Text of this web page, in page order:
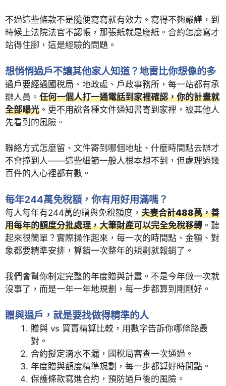
不過這些條款不是隨便寫寫就有效力。寫得不夠嚴謹，到
時候上法院法官不認帳，那張紙就是廢紙。合約怎麼寫才
站得住腳，這是經驗的問題。
想悄悄過戶不讓其他家人知道？地雷比你想像的多
過戶要經過國稅局、地政處、戶政事務所，每一站都有承
辦人員。 任何一個人打一通電話到家裡確認，你的計畫就
全部曝光 。更不用說各種文件通知書寄到家裡，被其他人
先看到的風險。
聯絡方式怎麼留、文件寄到哪個地址、什麼時間點去辦才
不會撞到人——這些細節一般人根本想不到，但處理過幾
百件的人心裡都有數。
每年244萬免稅額，你有用好用滿嗎？
每人每年有244萬的贈與免稅額度， 夫妻合計488萬，善
用每年的額度分批處理，大筆財產可以完全免稅移轉 。聽
起來很簡單？實際操作起來，每一次的時間點、金額、對
象都要精準安排，算錯一次整年的規劃就報銷了。
我們會幫你制定完整的年度贈與計畫。不是今年做一次就
沒事了，而是一年一年地規劃，每一步都算到剛剛好。
贈與過戶，就是要找做得精準的人
贈與 vs 買賣精算比較，用數字告訴你哪條路最
對。
合約擬定滴水不漏，國稅局審查一次通過。
年度贈與額度精準規劃，每一步都算好時間點。
保護條款寫進合約，預防過戶後的風險。